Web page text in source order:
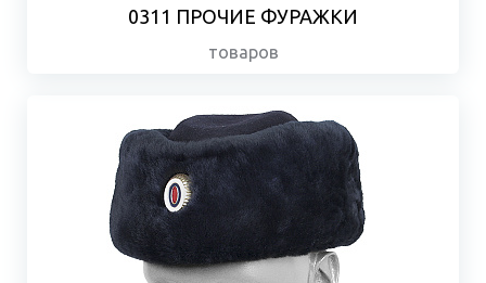
0311 ПРОЧИЕ ФУРАЖКИ
товаров